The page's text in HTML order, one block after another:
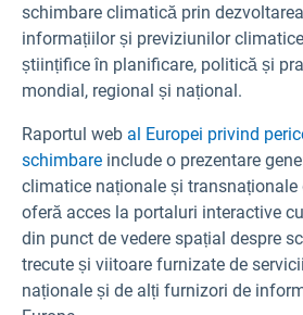
schimbare climatică prin
informațiilor și previziunilor
științifice în planificare, politică și
mondial, regional și național.
Raportul web al Europei privind
schimbare include o prezentare
climatice naționale și transnaționale
oferă acces la portaluri interactive
din punct de vedere spațial despre
trecute și viitoare furnizate de
naționale și de alți furnizori de